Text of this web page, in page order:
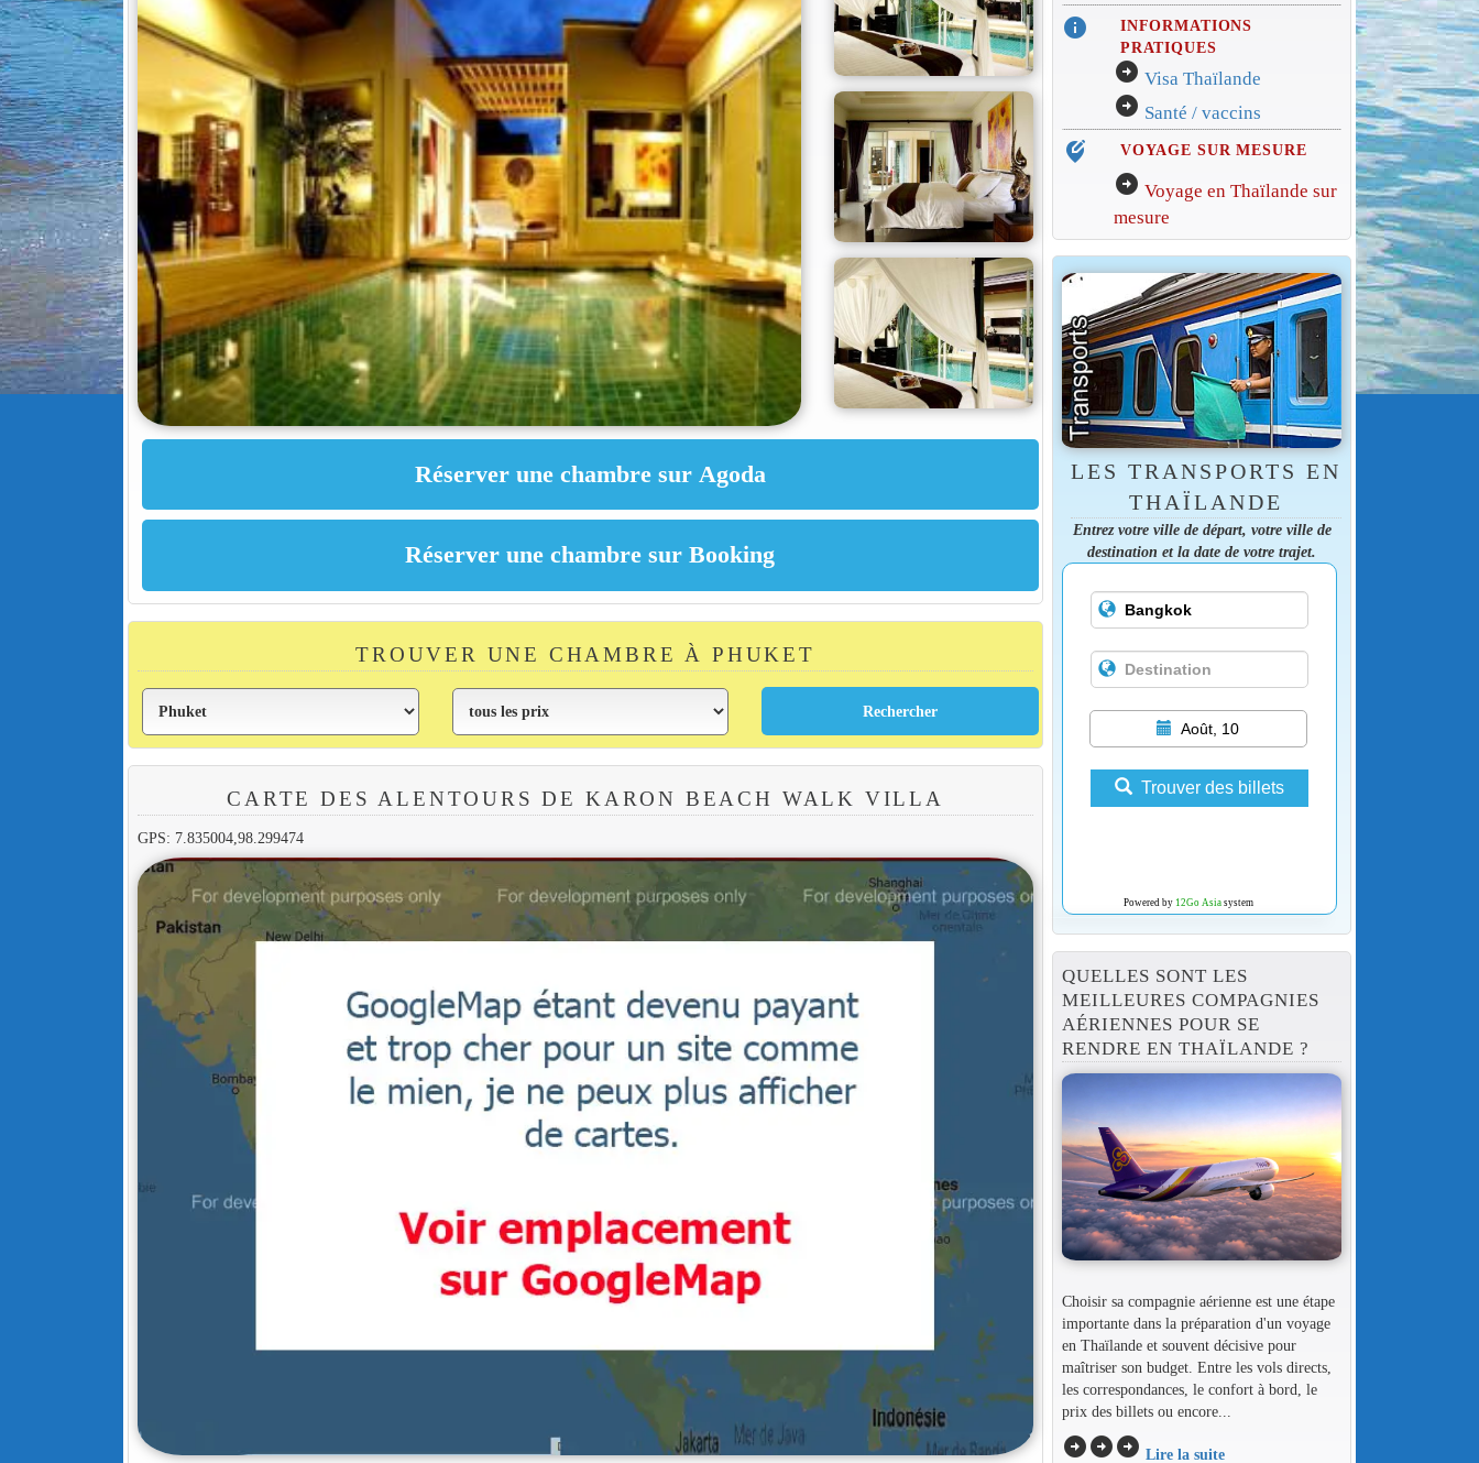
TROUVER UNE CHAMBRE À PHUKET
CARTE DES ALENTOURS DE KARON BEACH WALK VILLA
GPS: 7.835004,98.299474
info
INFORMATIONS
PRATIQUES
arrow_circle_right Visa Thaïlande
arrow_circle_right Santé / vaccins
edit_location_alt VOYAGE SUR MESURE
arrow_circle_right Voyage en Thaïlande sur
mesure
LES TRANSPORTS EN
THAÏLANDE
Entrez votre ville de départ, votre ville de
destination et la date de votre trajet.
Août, 10
Trouver des billets
Powered by 12Go Asiasystem
QUELLES SONT LES
MEILLEURES COMPAGNIES
AÉRIENNES POUR SE
RENDRE EN THAÏLANDE ?
Choisir sa compagnie aérienne est une étape
importante dans la préparation d'un voyage
en Thaïlande et souvent décisive pour
maîtriser son budget. Entre les vols directs,
les correspondances, le confort à bord, le
prix des billets ou encore...
arrow_circle_rightarrow_circle_rightarrow_circle_right Lire la suite